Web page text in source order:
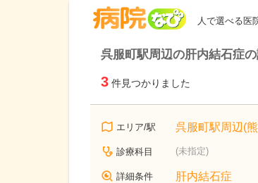
人で選べる医
呉服町駅周辺の肝内結石症
3 件見つかりました
エリア/駅 呉服町駅周辺(
診療科目 (未指定)
詳細条件 肝内結石症